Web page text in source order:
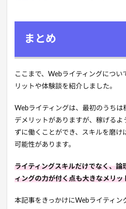
まとめ
ここまで、Webライティングについ
リットや体験談を紹介しました。
Webライティングは、最初のうちは
デメリットがありますが、稼げるよ
ずに働くことができ、スキルを磨け
可能性があります。
ライティングスキルだけでなく、論
ィングの力が付く点も大きなメリッ
本記事をきっかけにWebライティン